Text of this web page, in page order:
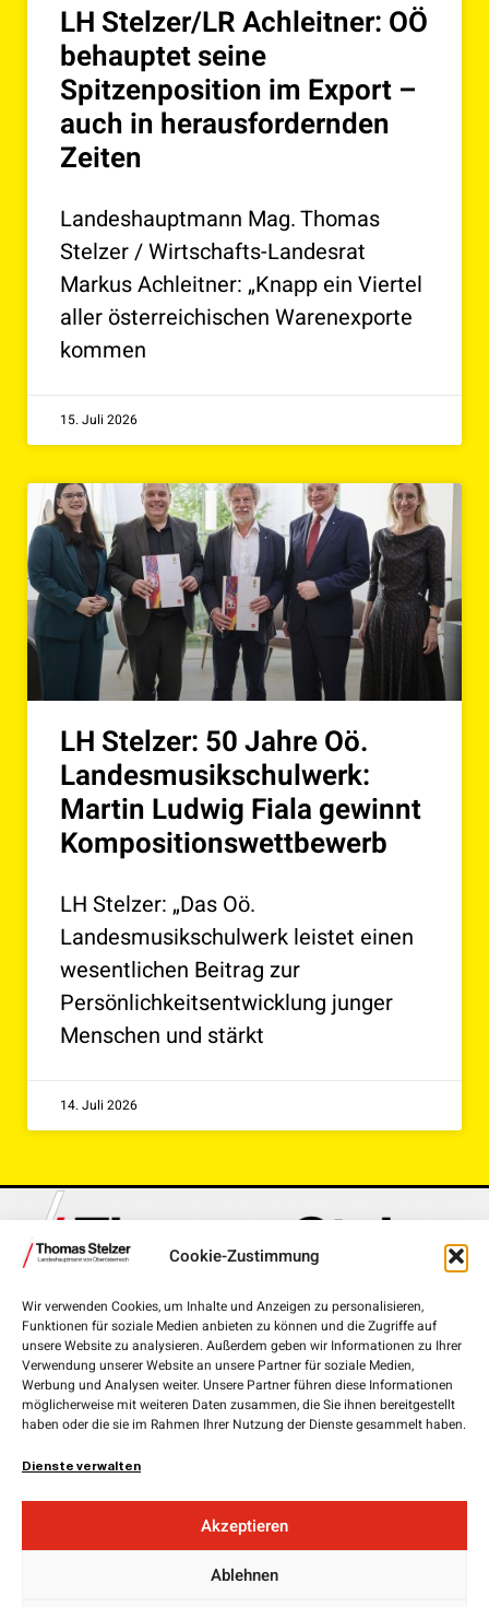
Cookie-Zustimmung
Wir verwenden Cookies, um Inhalte und Anzeigen zu personalisieren,
Funktionen für soziale Medien anbieten zu können und die Zugriffe auf
unsere Website zu analysieren. Außerdem geben wir Informationen zu Ihrer
Verwendung unserer Website an unsere Partner für soziale Medien,
Werbung und Analysen weiter. Unsere Partner führen diese Informationen
möglicherweise mit weiteren Daten zusammen, die Sie ihnen bereitgestellt
haben oder die sie im Rahmen Ihrer Nutzung der Dienste gesammelt haben.
Dienste verwalten
Akzeptieren
Ablehnen
LH Stelzer/LR Achleitner: OÖ
behauptet seine
Spitzenposition im Export –
auch in herausfordernden
Zeiten
Landeshauptmann Mag. Thomas
Stelzer / Wirtschafts-Landesrat
Markus Achleitner: „Knapp ein Viertel
aller österreichischen Warenexporte
kommen
15. Juli 2026
LH Stelzer: 50 Jahre Oö.
Landesmusikschulwerk:
Martin Ludwig Fiala gewinnt
Kompositionswettbewerb
LH Stelzer: „Das Oö.
Landesmusikschulwerk leistet einen
wesentlichen Beitrag zur
Persönlichkeitsentwicklung junger
Menschen und stärkt
14. Juli 2026
Landhausplatz 1, 4020 Linz
+43 732 7720-111 00
lh.stelzer@ooe.gv.at
4020 Linz
Landesgeschäftsführer:
Mag. FlorianHiegelsberger